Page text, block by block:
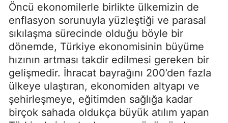
Öncü ekonomilerle birlikte ülkemizin de
enflasyon sorunuyla yüzleştiği ve parasal
sıkılaşma sürecinde olduğu böyle bir
dönemde, Türkiye ekonomisinin büyüme
hızının artması takdir edilmesi gereken bir
gelişmedir. İhracat bayrağını 200’den fazla
ülkeye ulaştıran, ekonomiden altyapı ve
şehirleşmeye, eğitimden sağlığa kadar
birçok sahada oldukça büyük atılım yapan